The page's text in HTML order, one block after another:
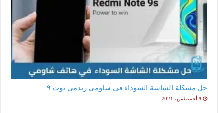
حل مشكلة الشاشة السوداء في شاومي ريدمي نوت ٩
9 أغسطس، 2021